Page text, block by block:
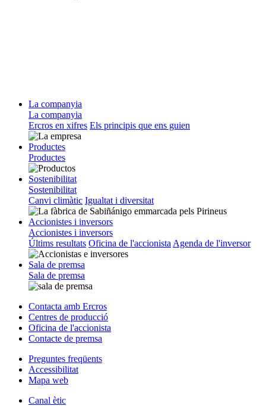
La companyia
La companyia
Ercros en xifres Els principis que ens guien
Productes
Productes
Sostenibilitat
Sostenibilitat
Canvi climàtic Igualtat i diversitat
Accionistes i inversors
Accionistes i inversors
Últims resultats Oficina de l'accionista Agenda de l'inversor
Sala de premsa
Sala de premsa
Contacta amb Ercros
Centres de producció
Oficina de l'accionista
Contacte de premsa
Preguntes freqüents
Accessibilitat
Mapa web
Canal ètic